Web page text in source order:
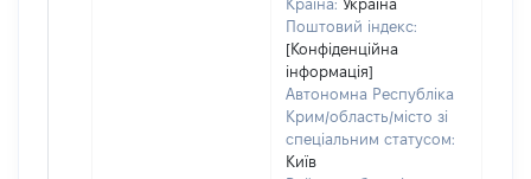
Країна: Україна
Поштовий індекс:
[Конфіденційна
інформація]
Автономна Республіка
Крим/область/місто зі
спеціальним статусом:
Київ